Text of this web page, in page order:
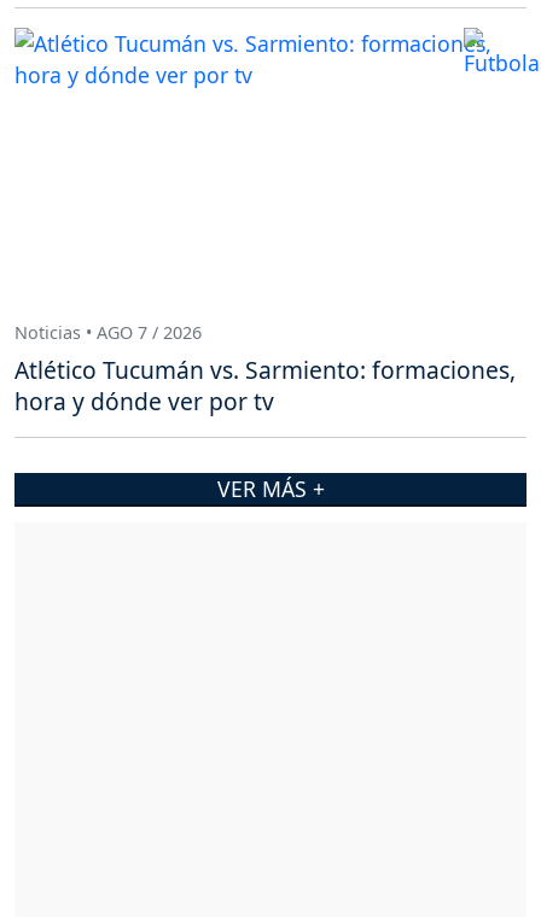
Noticias • AGO 7 / 2026
Atlético Tucumán vs. Sarmiento: formaciones,
hora y dónde ver por tv
VER MÁS +